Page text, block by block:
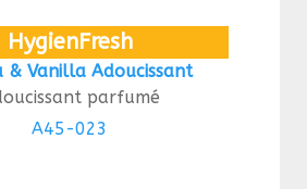
HygienFresh
& Vanilla Adoucissant
parfumé
A45-023